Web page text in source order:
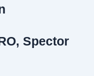
Spector